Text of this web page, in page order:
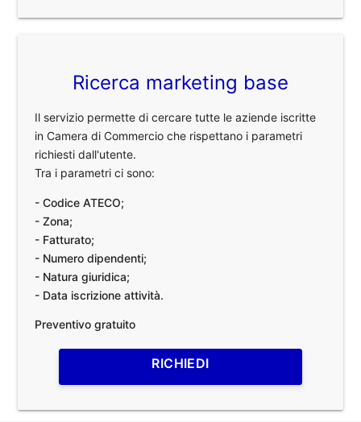
Ricerca marketing base
Il servizio permette di cercare tutte le aziende iscritte
in Camera di Commercio che rispettano i parametri
richiesti dall'utente.
Tra i parametri ci sono:
- Codice ATECO;
- Zona;
- Fatturato;
- Numero dipendenti;
- Natura giuridica;
- Data iscrizione attività.
Preventivo gratuito
RICHIEDI